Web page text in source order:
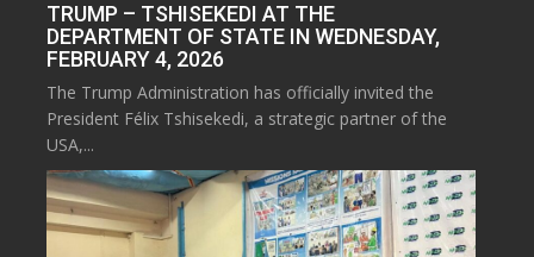
TRUMP – TSHISEKEDI AT THE
DEPARTMENT OF STATE IN WEDNESDAY,
FEBRUARY 4, 2026
The Trump Administration has officially invited the
President Félix Tshisekedi, a strategic partner of the
USA,...